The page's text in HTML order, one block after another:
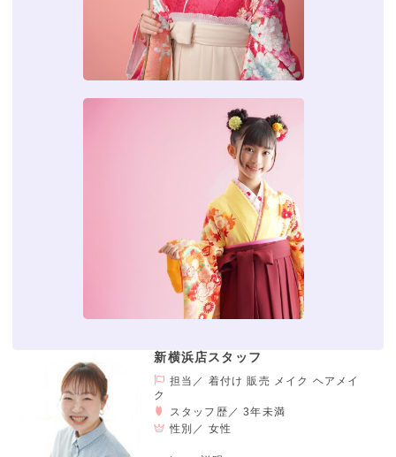
新横浜店スタッフ
担当／ 着付け 販売 メイク ヘアメイ
ク
スタッフ歴／ 3年未満
性別／ 女性